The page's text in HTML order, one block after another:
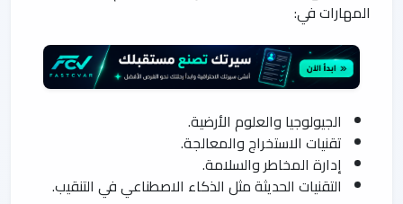
المهارات في:
الجيولوجيا والعلوم الأرضية.
تقنيات الاستخراج والمعالجة.
إدارة المخاطر والسلامة.
التقنيات الحديثة مثل الذكاء الاصطناعي في التنقيب.